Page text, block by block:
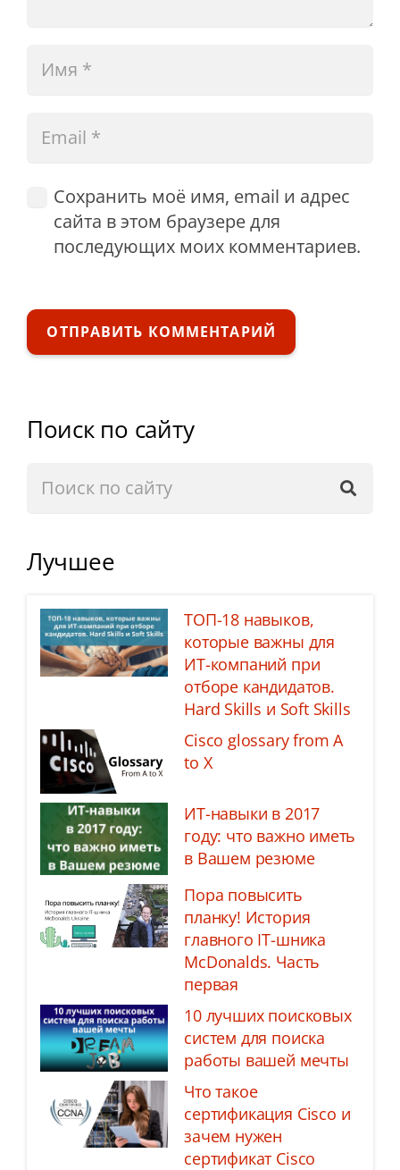
Сохранить моё имя, email и адрес
сайта в этом браузере для
последующих моих комментариев.
ОТПРАВИТЬ КОММЕНТАРИЙ
Поиск по сайту
Лучшее
ТОП-18 навыков,
которые важны для
ИТ-компаний при
отборе кандидатов.
Hard Skills и Soft Skills
Cisco glossary from A
to X
ИТ-навыки в 2017
году: что важно иметь
в Вашем резюме
Пора повысить
планку! История
главного IT-шника
McDonalds. Часть
первая
10 лучших поисковых
систем для поиска
работы вашей мечты
Что такое
сертификация Cisco и
зачем нужен
сертификат Cisco